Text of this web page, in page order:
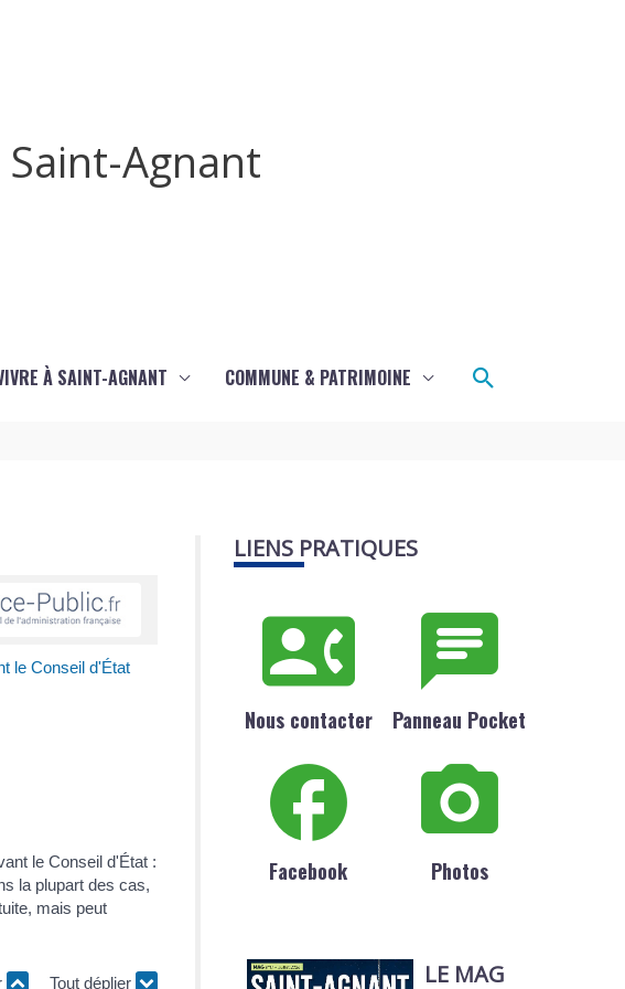
Agnant
À SAINT-AGNANT COMMUNE & PATRIMOINE Rechercher
le Conseil d'État
le Conseil d'État :
la plupart des cas,
mais peut
Tout déplier
LIENS PRATIQUES
Nous contacter Panneau Pocket
Facebook Photos
LE MAG